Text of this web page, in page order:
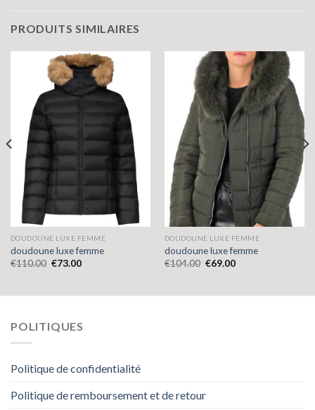
PRODUITS SIMILAIRES
DOUDOUNE LUXE FEMME
doudoune luxe femme
€110.00 €73.00
DOUDOUNE LUXE FEMME
doudoune luxe femme
€104.00 €69.00
POLITIQUES
Politique de confidentialité
Politique de remboursement et de retour